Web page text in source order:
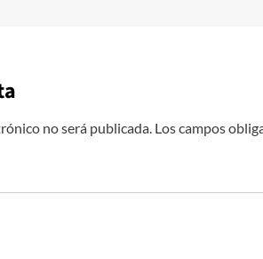
no será publicada. Los campos